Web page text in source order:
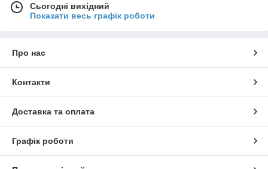
Сьогодні вихідний
Показати весь графік роботи
Про нас
Контакти
Доставка та оплата
Графік роботи